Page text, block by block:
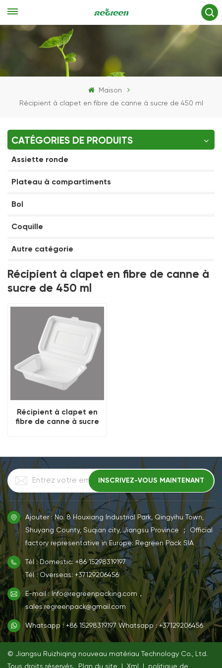
Maison
Récipient à clapet en fibre de canne à sucre de 450 ml
CATÉGORIES DE PRODUITS
Assiette ronde
Plateau à compartiments
Bol
Coquille
Autre catégorie
Récipient à clapet en fibre de canne à
sucre de 450 ml
Récipient à clapet en
fibre de canne à sucre
Ajouter : No. 8 Houxiang Industrial Park, Qingyihu Town,
Shuyang County, Suqian city, Jiangsu Province ； Official
factory representative in Europe: Regreen Pack SIA
Tél : Domestic: +86 15298319197
Tél : Overseas: +37129206456
E-mail : Info@regreenpacking.com，
sales.regreenpack@gmail.com
Whatsapp : +86 15298319197 Whatsapp : +37129206456
© Jiangsu Ruizhiqing nouveau matériau Technology Co., Ltd.